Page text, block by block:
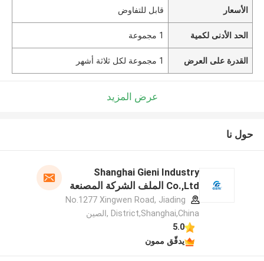
الأسعار قابل للتفاوض
الحد الأدنى لكمية 1 مجموعة
القدرة على العرض 1 مجموعة لكل ثلاثة أشهر
عرض المزيد
حول نا
Shanghai Gieni Industry
Co.,Ltd الملف الشركة المصنعة
No.1277 Xingwen Road, Jiading
District,Shanghai,China ,الصين
5.0
يدقّق ممون